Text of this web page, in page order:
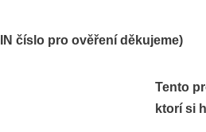
číslo pro ověření děkujeme)
Tento
ktorí si